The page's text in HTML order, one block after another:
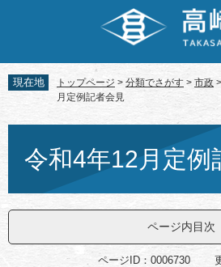
先
頭
す。
を
飛
し
へ
現在地 トップページ > 分類でさがす > 市政 >
月定例記者会見
令和4年12月定例
ページ内目次
ページID：0006730